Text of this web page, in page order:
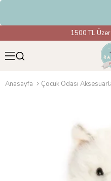
1500 TL
Anasayfa Çocuk Odası